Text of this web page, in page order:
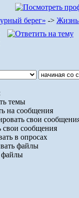
берег» -> Жизнь
темы
на сообщения
свои
свои сообщения
в опросах
файлы
файлы